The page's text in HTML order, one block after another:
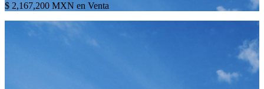
$ 2,167,200 MXN en Venta